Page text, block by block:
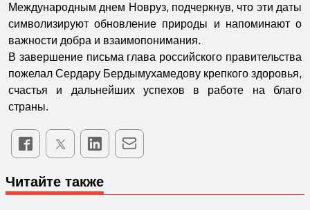
Международным днем Новруз, подчеркнув, что эти даты
символизируют обновление природы и напоминают о
важности добра и взаимопонимания.
В завершение письма глава российского правительства
пожелал Сердару Бердымухамедову крепкого здоровья,
счастья и дальнейших успехов в работе на благо
страны.
Читайте также